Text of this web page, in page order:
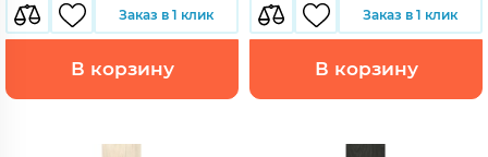
Заказ в 1 клик
В корзину
Заказ в 1 клик
В корзину